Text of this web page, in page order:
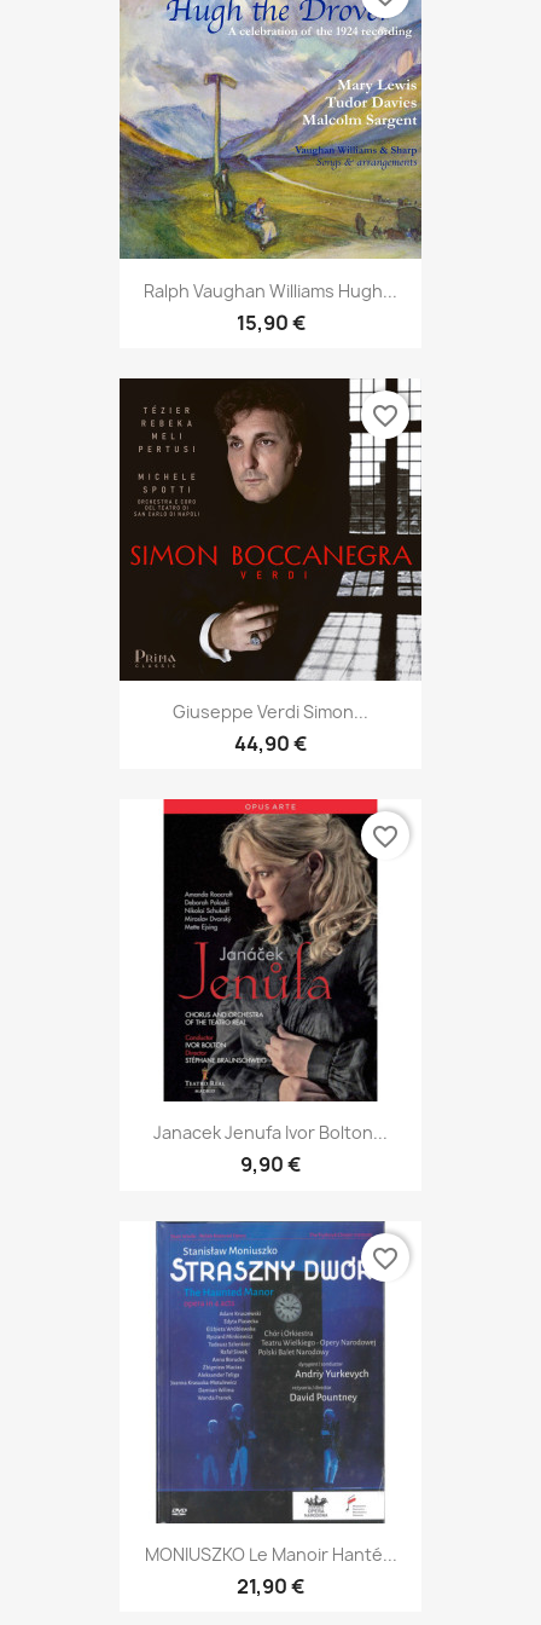
Ralph Vaughan Williams Hugh...
15,90 €
Giuseppe Verdi Simon...
44,90 €
favorite_border
Janacek Jenufa Ivor Bolton...
9,90 €
favorite_border
MONIUSZKO Le Manoir Hanté...
21,90 €
favorite_border